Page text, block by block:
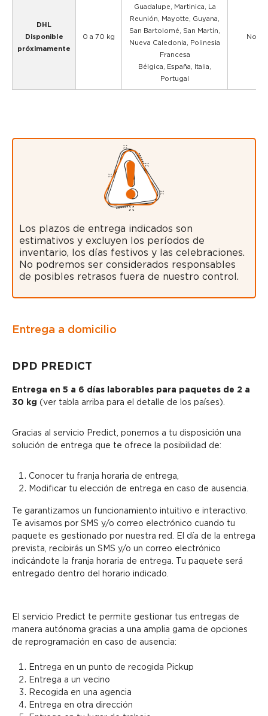
DHL
Disponible
próximamente
0 a 70 kg
Guadalupe, Martinica, La
Reunión, Mayotte, Guyana,
San Bartolomé, San Martín,
Nueva Caledonia, Polinesia
Francesa
Bélgica, España, Italia,
Portugal
No
Los plazos de entrega indicados son
estimativos y excluyen los períodos de
inventario, los días festivos y las celebraciones.
No podremos ser considerados responsables
de posibles retrasos fuera de nuestro control.
Entrega a domicilio
DPD PREDICT
Entrega en 5 a 6 días laborables para paquetes de 2 a
30 kg (ver tabla arriba para el detalle de los países).
Gracias al servicio Predict, ponemos a tu disposición una
solución de entrega que te ofrece la posibilidad de:
Conocer tu franja horaria de entrega,
Modificar tu elección de entrega en caso de ausencia.
Te garantizamos un funcionamiento intuitivo e interactivo.
Te avisamos por SMS y/o correo electrónico cuando tu
paquete es gestionado por nuestra red. El día de la entrega
prevista, recibirás un SMS y/o un correo electrónico
indicándote la franja horaria de entrega. Tu paquete será
entregado dentro del horario indicado.
El servicio Predict te permite gestionar tus entregas de
manera autónoma gracias a una amplia gama de opciones
de reprogramación en caso de ausencia:
Entrega en un punto de recogida Pickup
Entrega a un vecino
Recogida en una agencia
Entrega en otra dirección